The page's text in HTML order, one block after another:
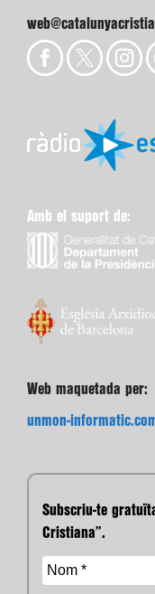
Amb el suport de:
Web maquetada per:
unmon-
Subscriu-te
Cristiana”.